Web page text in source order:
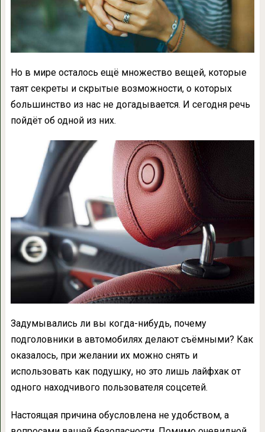
Но в мире осталось ещё множество вещей, которые
таят секреты и скрытые возможности, о которых
большинство из нас не догадывается. И сегодня речь
пойдёт об одной из них.
Задумывались ли вы когда-нибудь, почему
подголовники в автомобилях делают съёмными? Как
оказалось, при желании их можно снять и
использовать как подушку, но это лишь лайфхак от
одного находчивого пользователя соцсетей.
Настоящая причина обусловлена не удобством, а